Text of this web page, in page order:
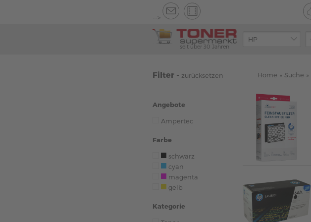
-->
seit über 30 Jahren
Filter - zurücksetzen
Angebote
Ampertec
Farbe
schwarz
cyan
magenta
gelb
Kategorie
Home » Suche »